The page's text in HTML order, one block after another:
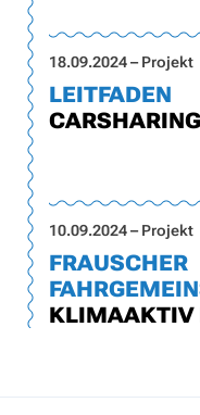
18.09.2024 – Projekt
LEITFADEN
CARSHARING
10.09.2024 – Projekt
FRAUSCHER
KLIMAAKTIV